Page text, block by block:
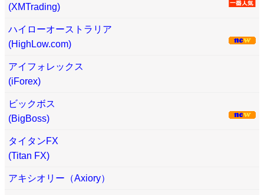
(XMTrading)
ハイローオーストラリア
(HighLow.com)
アイフォレックス
(iForex)
ビックボス
(BigBoss)
タイタンFX
(Titan FX)
アキシオリー（Axiory）